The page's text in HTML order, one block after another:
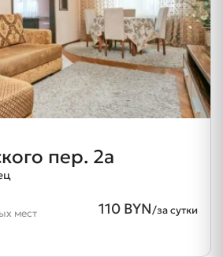
пер. 2а
110 BYN/за сутки
мест